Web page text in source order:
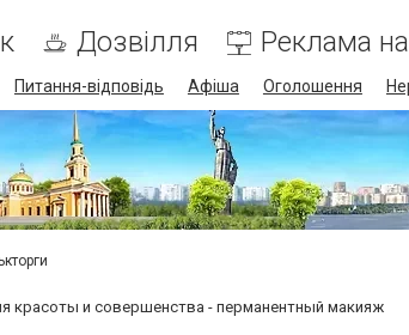
Дозвілля Реклама на
Питання-відповідь Афіша Оголошення
красоты и совершенства - перманентный макияж